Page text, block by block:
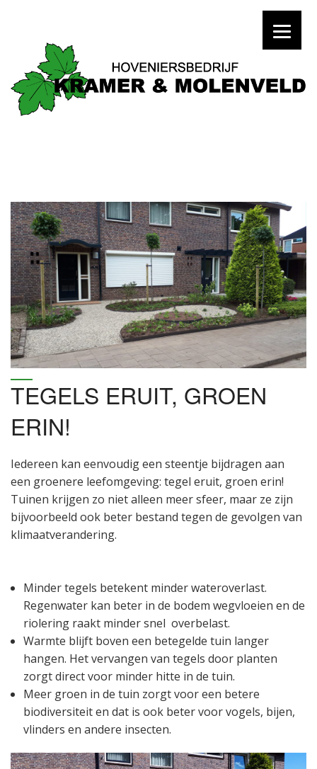
TEGELS ERUIT, GROEN
ERIN!
Iedereen kan eenvoudig een steentje bijdragen aan
een groenere leefomgeving: tegel eruit, groen erin!
Tuinen krijgen zo niet alleen meer sfeer, maar ze zijn
bijvoorbeeld ook beter bestand tegen de gevolgen van
klimaatverandering.
Minder tegels betekent minder wateroverlast.
Regenwater kan beter in de bodem wegvloeien en de
riolering raakt minder snel overbelast.
Warmte blijft boven een betegelde tuin langer
hangen. Het vervangen van tegels door planten
zorgt direct voor minder hitte in de tuin.
Meer groen in de tuin zorgt voor een betere
biodiversiteit en dat is ook beter voor vogels, bijen,
vlinders en andere insecten.